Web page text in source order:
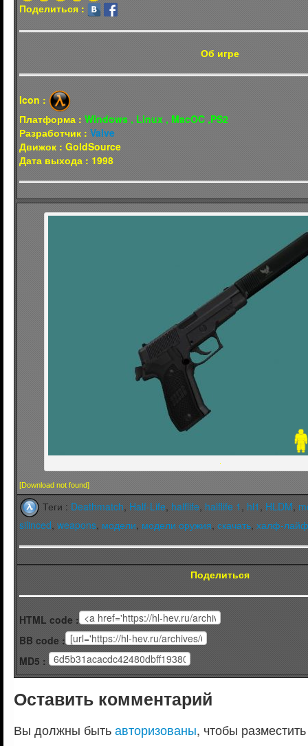
Поделиться :
Об игре
Icon :
Платформа : Windows , Linux , MacOC ,PS2
Разработчик : Valve
Движок : GoldSource
Дата выхода : 1998
[Download not found]
Теги : Deathmatch Half-Life, halflife, halflife 1 hl1 HLDM
silinced, weapons, модели, модели оружия, скачать, халф-лайф
Поделиться
HTML code :
BB code :
MD5 :
Оставить комментарий
Вы должны бытьавторизованы, чтобы